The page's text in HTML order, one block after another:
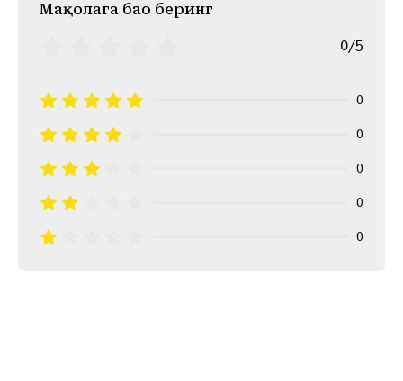
Mақолага баҳо беринг
0/5
0
0
0
0
0